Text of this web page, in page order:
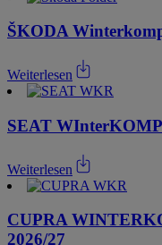
ŠKODA
Weiterlesen
SEAT
Weiterlesen
CUPRA
2026/27